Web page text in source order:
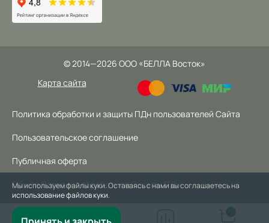
©2014—2026 ООО «БЕЛЛА Восток»
Карта сайта
Политика обработки и защиты ПДн пользователей Сайта
Пользовательское соглашение
Публичная оферта
Общая Политика обработки и Защиты ПДн
Мы используем файлы куки. Оставаясь с нами вы соглашаетесь на
использование файлов куки.